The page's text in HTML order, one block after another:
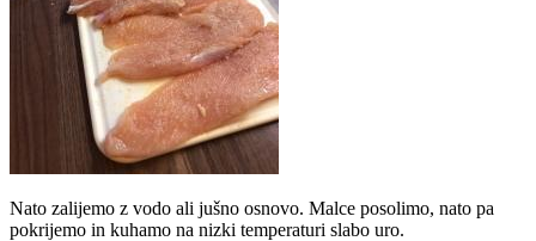
Nato zalijemo z vodo ali jušno osnovo. Malce posolimo, nato pa
pokrijemo in kuhamo na nizki temperaturi slabo uro.